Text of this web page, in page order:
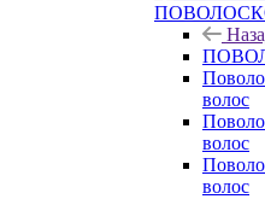
волос
волос
волос